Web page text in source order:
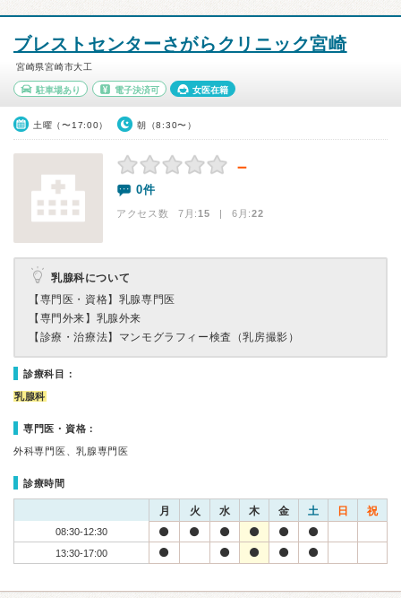
ブレストセンターさがらクリニック宮崎
宮崎県宮崎市大工
駐車場あり 電子決済可 女医在籍
土曜（〜17:00） 朝（8:30〜）
－
0件
アクセス数 7月:15 | 6月:22
乳腺科について
【専門医・資格】 乳腺専門医
【専門外来】 乳腺外来
【診療・治療法】 マンモグラフィー検査（乳房撮影）
診療科目：
乳腺科
専門医・資格：
外科専門医、乳腺専門医
診療時間
月 火 水 木 金 土 日 祝
08:30-12:30
13:30-17:00